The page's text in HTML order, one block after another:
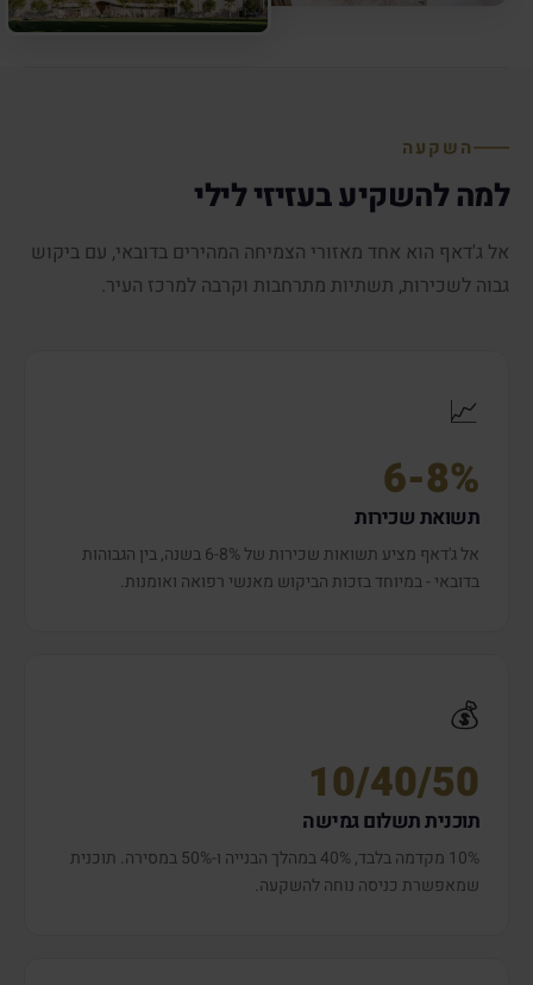
השקעה
למה להשקיע בעזיזי לילי
אל ג'דאף הוא אחד מאזורי הצמיחה המהירים בדובאי, עם ביקוש
גבוה לשכירות, תשתיות מתרחבות וקרבה למרכז העיר.
📈
6-8%
תשואת שכירות
אל ג'דאף מציע תשואות שכירות של 6-8% בשנה, בין הגבוהות
בדובאי - במיוחד בזכות הביקוש מאנשי רפואה ואומנות.
💰
10/40/50
תוכנית תשלום גמישה
10% מקדמה בלבד, 40% במהלך הבנייה ו-50% במסירה. תוכנית
שמאפשרת כניסה נוחה להשקעה.